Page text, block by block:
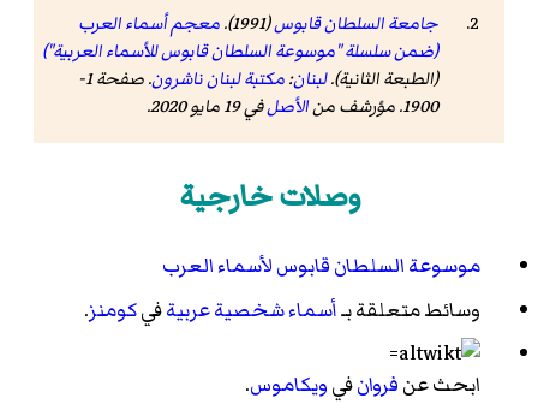
جامعة السلطان قابوس(1991).
معجم أسماء العرب
(ضمن سلسلة "موسوعة السلطان قابوس للأسماء العربية")
(الطبعة الثانية).لبنان:مكتبة لبنان ناشرون
. صفحة 1-
1900. مؤرشف من
الأصلفي 19 مايو 2020 .
وصلات خارجية
موسوعة السلطان قابوس لأسماء العرب
وسائط متعلقة بـأسماء شخصية عربيةفيكومنز.
ابحث عنفروانفيويكاموس.